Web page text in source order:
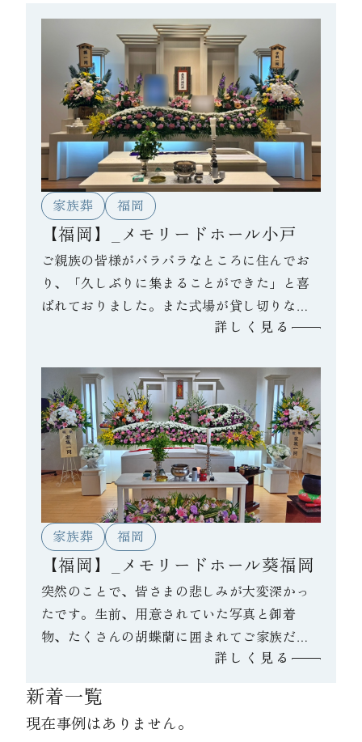
家族葬 福岡
【福岡】_メモリードホール小戸
ご親族の皆様がバラバラなところに住んでお
り、「久しぶりに集まることができた」と喜
ばれておりました。また式場が貸し切りなこ
ともあり、夜中までお話されたそうです。故
と言われていたとのことで、それを今回の葬
儀で実感できたと喪主様が言っておられまし
た。
詳しく見る
家族葬 福岡
【福岡】_メモリードホール葵福岡
突然のことで、皆さまの悲しみが大変深かっ
たです。生前、用意されていた写真と御着
物、たくさんの胡蝶蘭に囲まれてご家族だけ
でゆっくりお見送りされました。詳しく見る
新着一覧
現在事例はありません。